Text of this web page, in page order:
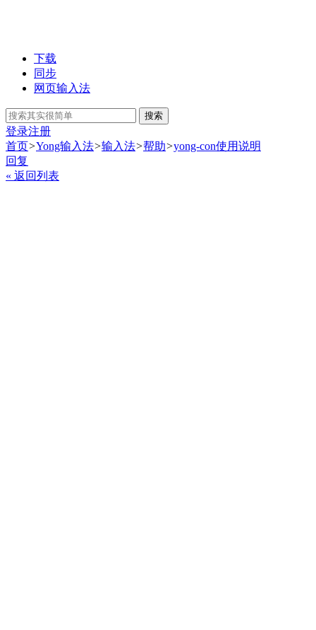
下载
同步
网页输入法
搜索
登录注册
首页>Yong输入法>输入法>帮助>yong-con使用说明
回复
« 返回列表